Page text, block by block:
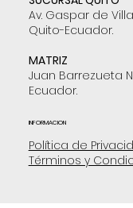
Av. Gaspar de
Quito-Ecuador.
MATRIZ
Juan Barrezueta
Ecuador.
INFORMACION
Política de
Términos y